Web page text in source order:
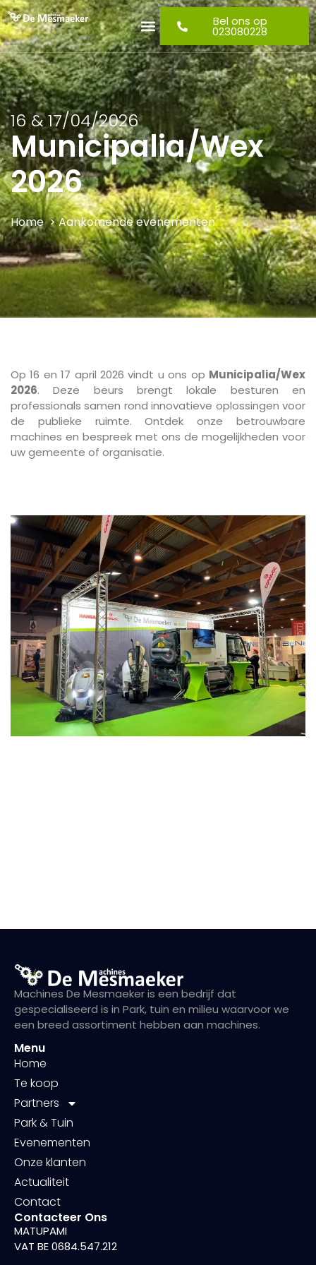
Bel ons op
023080228
16 & 17/04/2026
Municipalia/Wex
2026
Home>Aankomende evenementen
Op 16 en 17 april 2026 vindt u ons op Municipalia/Wex
2026. Deze beurs brengt lokale besturen en
professionals samen rond innovatieve oplossingen voor
de publieke ruimte. Ontdek onze betrouwbare
machines en bespreek met ons de mogelijkheden voor
uw gemeente of organisatie.
Machines De Mesmaeker is een bedrijf dat
gespecialiseerd is in Park, tuin en milieu waarvoor we
een breed assortiment hebben aan machines.
Menu
Home
Te koop
Partners
Park & Tuin
Evenementen
Onze klanten
Actualiteit
Contact
Contacteer Ons
MATUPAMI
VAT BE 0684.547.212